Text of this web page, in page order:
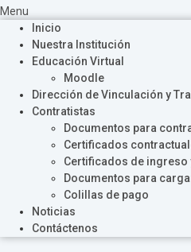
Menu
Inicio
Nuestra Institución
Educación Virtual
Moodle
Dirección de Vinculación y
Contratistas
Documentos para
Certificados
Certificados de ingreso
Documentos para cargar
Colillas de pago
Noticias
Contáctenos